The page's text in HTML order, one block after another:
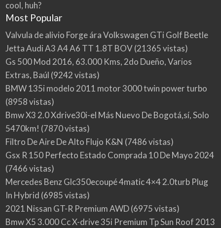
cool, huh?
Most Popular
Valvula de alivio Forge ára Volkswagen GTi Golf Beetle
Jetta Audi A3 A4 A6 TT 1.8T BOV(21365 vistas)
Gs 500 Mod 2016, 63.000 Kms, 2do Dueño, Varios
Extras, Baúl (9242 vistas)
BMW 135i modelo 2011 motor 3000 twin power turbo
(8958 vistas)
Bmw X3 2.0 Xdrive30i-el Más Nuevo De Bogotá,sí, Solo
5470km! (7870 vistas)
Filtro De Aire De Alto Flujo K&N (7486 vistas)
Gsx R 150 Perfecto Estado Comprada 10 De Mayo 2024
(7466 vistas)
Mercedes Benz Glc350ecoupé 4matic 4×4 2.0turb Plug
In Hybrid (6985 vistas)
2021 Nissan GT-R Premium AWD(6975 vistas)
Bmw X5 3.000 Cc X-drive 35i Premium Tp Sun Roof 2013